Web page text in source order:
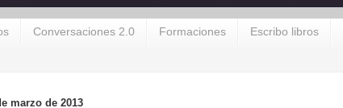
Conversaciones 2.0 Formaciones Escribo libros
marzo de 2013